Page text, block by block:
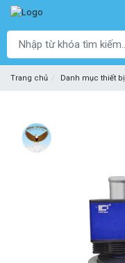
Trang chủ Danh mục thiết bị